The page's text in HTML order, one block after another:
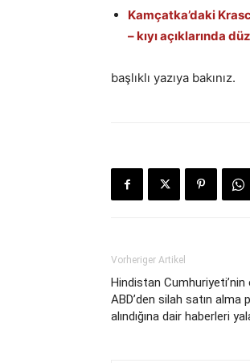
Kamçatka’daki
– kıyı açıklarında
başlıklı yazıya bakınız.
Vorheriger Artikel
Hindistan
ABD’den silah satın alma
alındığına dair haberleri